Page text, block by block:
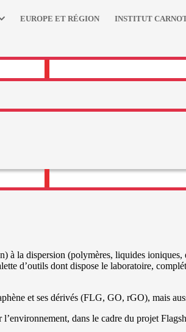
EUROPE ET RÉGION INSTITUT
la dispersion (polymères, liquides
d’outils dont dispose le laboratoire,
et ses dérivés (FLG, GO, rGO), mais
dans le cadre du projet